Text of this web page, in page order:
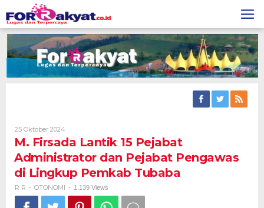
to
content
25 Oktober 2024Oleh
R
R
M. Firsada Lantik 15 Pejabat
Administrator dan Pejabat Pengawas
di Lingkup Pemkab Tubaba
R R - OTONOMI - 1.139 Views